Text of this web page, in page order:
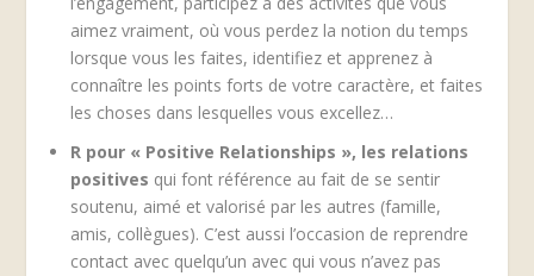
aimez vraiment, où vous perdez la notion du temps
lorsque vous les faites, identifiez et apprenez à
connaître les points forts de votre caractère, et faites
les choses dans lesquelles vous excellez…
R pour « Positive Relationships », les relations
positives qui font référence au fait de se sentir
soutenu, aimé et valorisé par les autres (famille,
amis, collègues). C’est aussi l’occasion de reprendre
contact avec quelqu’un avec qui vous n’avez pas